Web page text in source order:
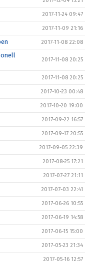
2017-11-24 09:47
2017-11-09 21:16
2017-11-08 22:08
2017-11-08 20:25
2017-11-08 20:25
2017-10-23 00:48
2017-10-20 19:00
2017-09-22 16:57
2017-09-17 20:55
2017-09-05 22:39
2017-08-25 17:21
2017-07-27 21:11
2017-07-03 22:41
2017-06-26 10:55
2017-06-19 14:58
2017-06-15 15:00
2017-05-23 21:34
2017-05-16 12:57